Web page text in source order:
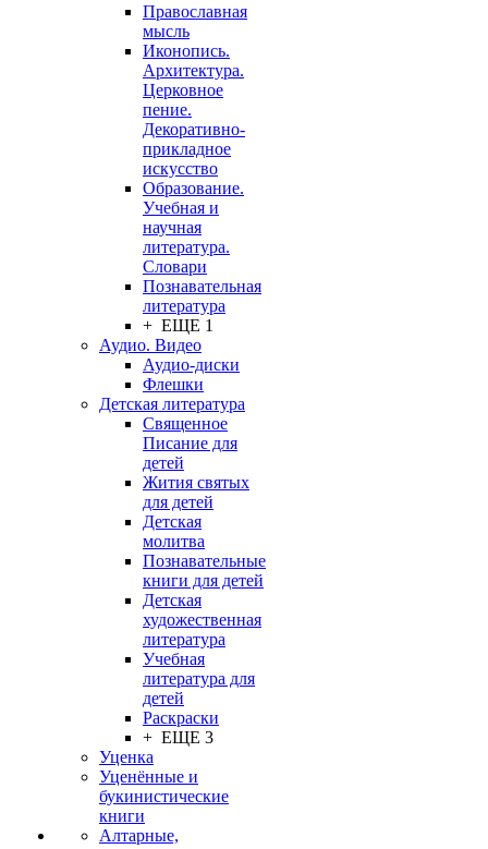
Православная
мысль
Иконопись.
Архитектура.
Церковное
пение.
Декоративно-
прикладное
искусство
Образование.
Учебная и
научная
литература.
Словари
Познавательная
литература
+ ЕЩЕ 1
Аудио. Видео
Аудио-диски
Флешки
Детская литература
Священное
Писание для
детей
Жития святых
для детей
Детская
молитва
Познавательные
книги для детей
Детская
художественная
литература
Учебная
литература для
детей
Раскраски
+ ЕЩЕ 3
Уценка
Уценённые и
букинистические
книги
Алтарные,